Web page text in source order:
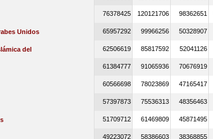
76378425 120121706 98362651
Unidos 65957292 99966256 50328907
del 62506619 85817592 52041126
61384777 91065936 70676919
60566698 78023869 47165417
57397873 75536313 48356463
51709712 61469809 45871495
49223072 58386603 38368855